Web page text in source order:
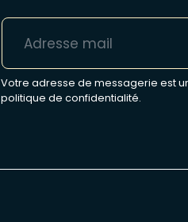
Votre adresse de messagerie est
politique de confidentialité.